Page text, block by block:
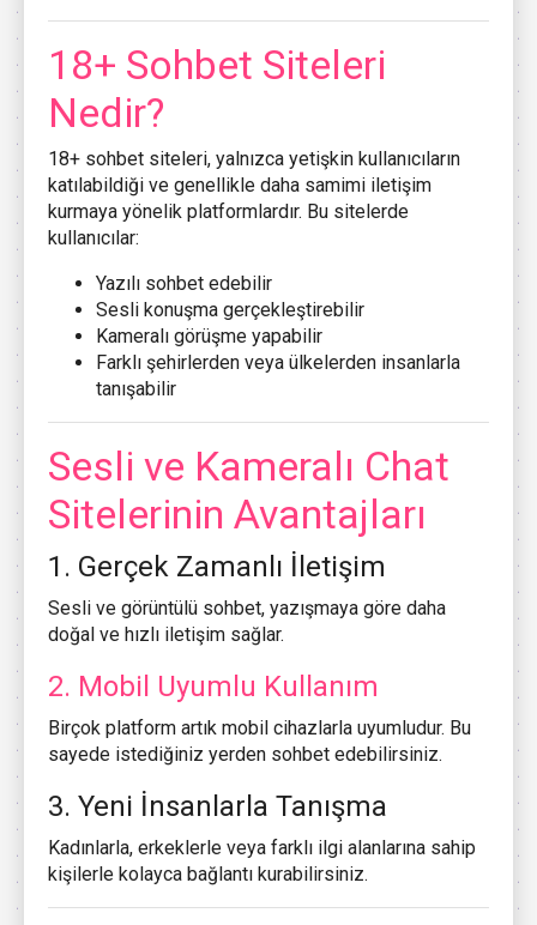
18+ Sohbet Siteleri
Nedir?
18+ sohbet siteleri, yalnızca yetişkin kullanıcıların
katılabildiği ve genellikle daha samimi iletişim
kurmaya yönelik platformlardır. Bu sitelerde
kullanıcılar:
Yazılı sohbet edebilir
Sesli konuşma gerçekleştirebilir
Kameralı görüşme yapabilir
Farklı şehirlerden veya ülkelerden insanlarla
tanışabilir
Sesli ve Kameralı Chat
Sitelerinin Avantajları
1. Gerçek Zamanlı İletişim
Sesli ve görüntülü sohbet, yazışmaya göre daha
doğal ve hızlı iletişim sağlar.
2. Mobil Uyumlu Kullanım
Birçok platform artık mobil cihazlarla uyumludur. Bu
sayede istediğiniz yerden sohbet edebilirsiniz.
3. Yeni İnsanlarla Tanışma
Kadınlarla, erkeklerle veya farklı ilgi alanlarına sahip
kişilerle kolayca bağlantı kurabilirsiniz.